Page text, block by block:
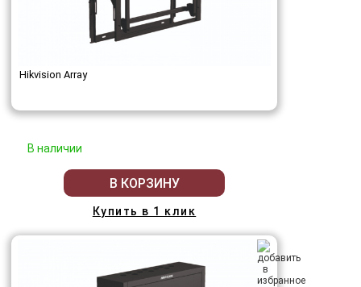
Hikvision Array
В наличии
В КОРЗИНУ
Купить в 1 клик